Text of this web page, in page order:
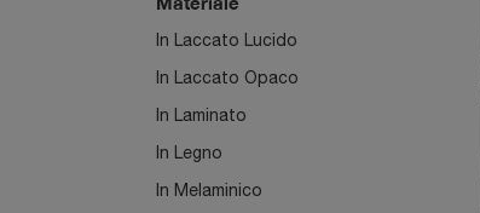
In Laccato Lucido
In Laccato Opaco
In Laminato
In Legno
In Melaminico